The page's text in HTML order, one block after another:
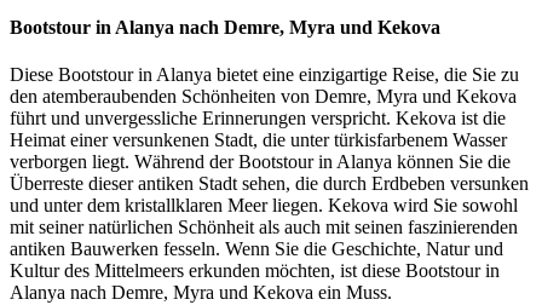
Bootstour in Alanya nach Demre, Myra und Kekova
Diese Bootstour in Alanya bietet eine einzigartige Reise, die Sie zu
den atemberaubenden Schönheiten von Demre, Myra und Kekova
führt und unvergessliche Erinnerungen verspricht. Kekova ist die
Heimat einer versunkenen Stadt, die unter türkisfarbenem Wasser
verborgen liegt. Während der Bootstour in Alanya können Sie die
Überreste dieser antiken Stadt sehen, die durch Erdbeben versunken
und unter dem kristallklaren Meer liegen. Kekova wird Sie sowohl
mit seiner natürlichen Schönheit als auch mit seinen faszinierenden
antiken Bauwerken fesseln. Wenn Sie die Geschichte, Natur und
Kultur des Mittelmeers erkunden möchten, ist diese Bootstour in
Alanya nach Demre, Myra und Kekova ein Muss.